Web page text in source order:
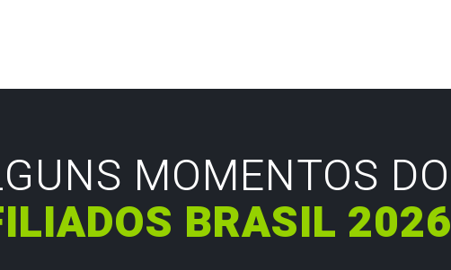
MOMENTOS DO
BRASIL 2026